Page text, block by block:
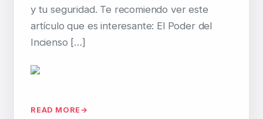
y tu seguridad. Te recomiendo ver este
artículo que es interesante: El Poder del
Incienso […]
READ MORE